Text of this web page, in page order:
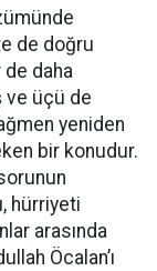
de doğru
daha
ve üçü de
yeniden
bir konudur.
hürriyeti
arasında
Öcalan’ı